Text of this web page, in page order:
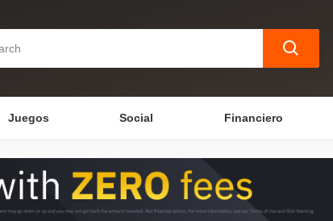
Juegos Social Financiero